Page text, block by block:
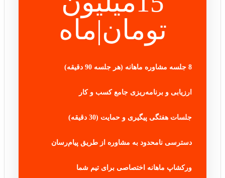
تومان|ماه
8 جلسه مشاوره ماهانه (هر جلسه 90 دقیقه)
ارزیابی و برنامه‌ریزی جامع کسب و کار
جلسات هفتگی پیگیری و حمایت (30 دقیقه)
دسترسی نامحدود به مشاوره از طریق پیام‌رسان
ورکشاپ ماهانه اختصاصی برای تیم شما